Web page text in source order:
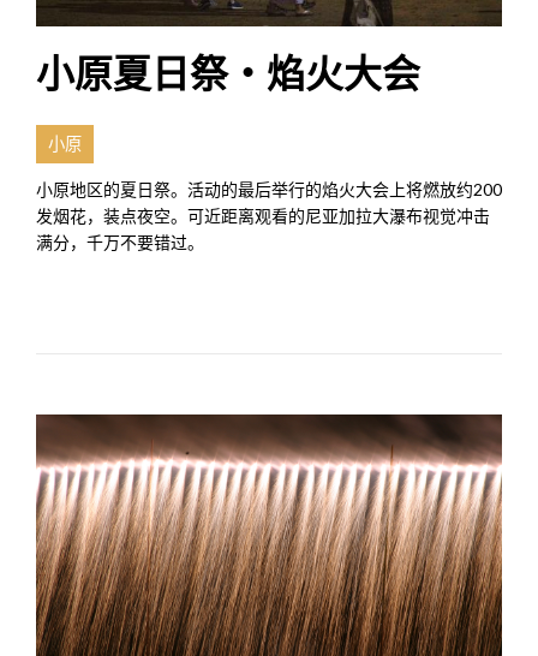
小原夏日祭・焰火大会
小原
小原地区的夏日祭。活动的最后举行的焰火大会上将燃放约200
发烟花，装点夜空。可近距离观看的尼亚加拉大瀑布视觉冲击
满分，千万不要错过。